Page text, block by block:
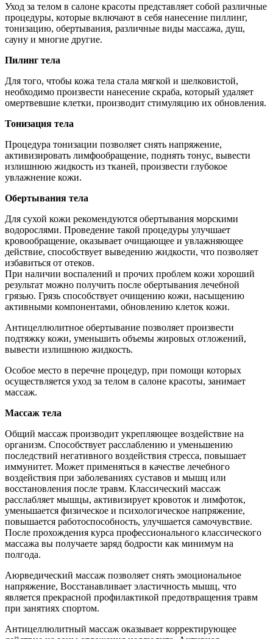
Уход за телом в салоне красоты представляет собой различные
процедуры, которые включают в себя нанесение пиллинг,
тонизацию, обертывания, различные виды массажа, душ,
сауну и многие другие.
Пилинг тела
Для того, чтобы кожа тела стала мягкой и шелковистой,
необходимо произвести нанесение скраба, который удаляет
омертвевшие клетки, производит стимуляцию их обновления.
Тонизация тела
Процедура тонизации позволяет снять напряжение,
активизировать лимфообращение, поднять тонус, вывести
излишнюю жидкость из тканей, произвести глубокое
увлажнение кожи.
Обертывания тела
Для сухой кожи рекомендуются обертывания морскими
водорослями. Проведение такой процедуры улучшает
кровообращение, оказывает очищающее и увлажняющее
действие, способствует выведению жидкости, что позволяет
избавиться от отеков.
При наличии воспалений и прочих проблем кожи хороший
результат можно получить после обертывания лечебной
грязью. Грязь способствует очищению кожи, насыщению
активными компонентами, обновлению клеток кожи.
Антицеллюлитное обертывание позволяет произвести
подтяжку кожи, уменьшить объемы жировых отложений,
вывести излишнюю жидкость.
Особое место в перечне процедур, при помощи которых
осуществляется уход за телом в салоне красоты, занимает
массаж.
Массаж тела
Общий массаж производит укрепляющее воздействие на
организм. Способствует расслаблению и уменьшению
последствий негативного воздействия стресса, повышает
иммунитет. Может применяться в качестве лечебного
воздействия при заболеваниях суставов и мышц или
восстановления после травм. Классический массаж
расслабляет мышцы, активизирует кровоток и лимфоток,
уменьшается физическое и психологическое напряжение,
повышается работоспособность, улучшается самочувствие.
После прохождения курса профессионального классического
массажа вы получаете заряд бодрости как минимум на
полгода.
Аюрведический массаж позволяет снять эмоциональное
напряжение, Восстанавливает эластичность мышц, что
является прекрасной профилактикой предотвращения травм
при занятиях спортом.
Антицеллюлитный массаж оказывает корректирующее